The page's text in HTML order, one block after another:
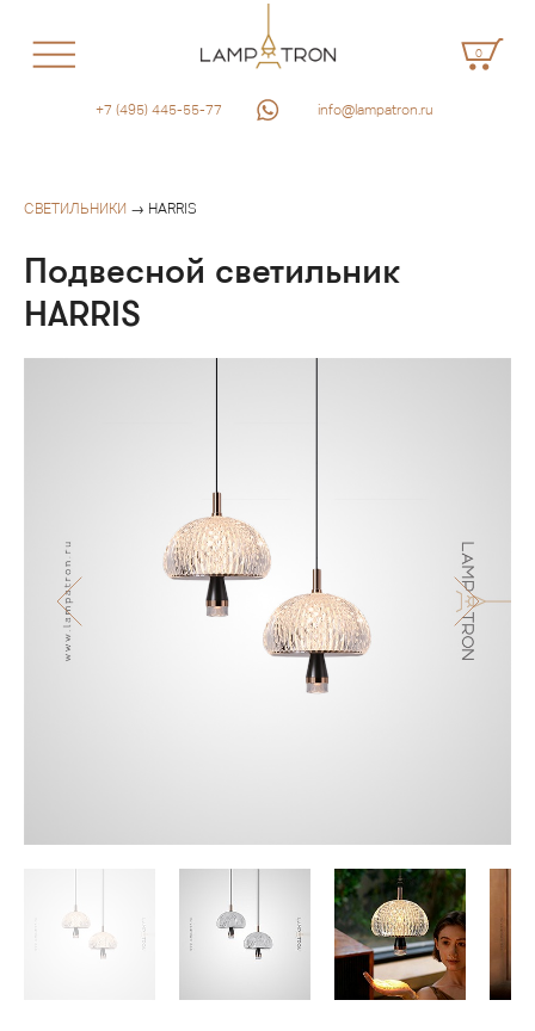
0
+7 (495) 445-55-77 info@lampatron.ru
СВЕТИЛЬНИКИ → HARRIS
Подвесной светильник
HARRIS